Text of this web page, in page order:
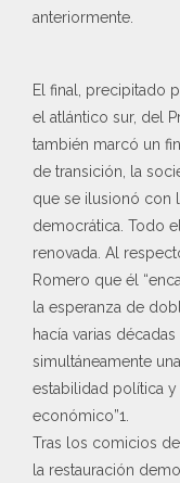
anteriormente.
El final, precipitado
el atlántico sur, del
también marcó un
de transición, la
que se ilusionó con
democrática. Todo
renovada. Al
Romero que él
la esperanza de
hacía varias
simultáneamente
estabilidad política
económico”1.
Tras los comicios
la restauración